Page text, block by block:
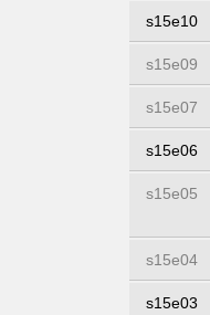
s15e10
s15e09
s15e07
s15e06
s15e05
s15e04
s15e03